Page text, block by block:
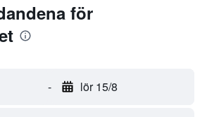
för
- lör 15/8